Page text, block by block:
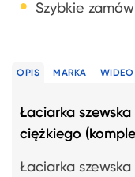
Szybkie
OPIS MARKA WIDEO
Łaciarka szewska
ciężkiego
Łaciarka szewska